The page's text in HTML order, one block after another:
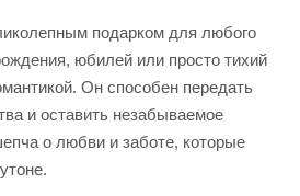
подарком для любого
юбилей или просто тихий
Он способен передать
и оставить незабываемое
о любви и заботе, которые